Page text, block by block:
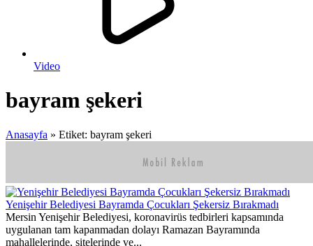
Video
bayram şekeri
Anasayfa » Etiket: bayram şekeri
Yenişehir Belediyesi Bayramda Çocukları Şekersiz Bırakmadı
Mersin Yenişehir Belediyesi, koronavirüs tedbirleri kapsamında
uygulanan tam kapanmadan dolayı Ramazan Bayramında
mahallelerinde, sitelerinde ve...